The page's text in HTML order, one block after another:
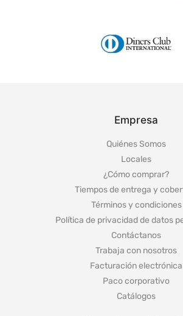
Empresa
Quiénes Somos
Locales
¿Cómo comprar?
Tiempos de entrega y
Términos y condiciones
Política de privacidad de datos
Contáctanos
Trabaja con nosotros
Facturación electrónica
Paco corporativo
Catálogos